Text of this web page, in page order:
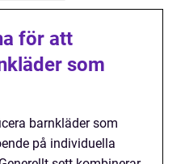
för att
som
barnkläder som
på individuella